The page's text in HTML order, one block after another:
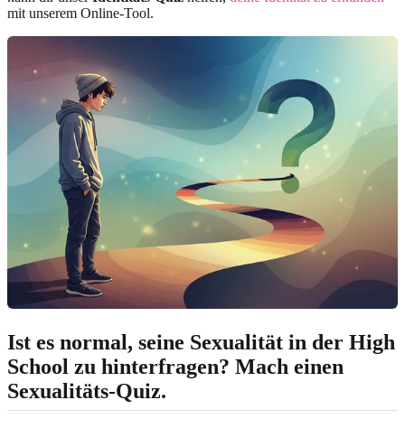
mit unserem Online-Tool.
Ist es normal, seine Sexualität in der High
School zu hinterfragen? Mach einen
Sexualitäts-Quiz.